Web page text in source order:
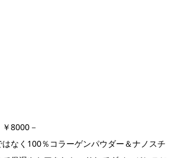
8000－
なく100％コラーゲンパウダー＆ナノスチ